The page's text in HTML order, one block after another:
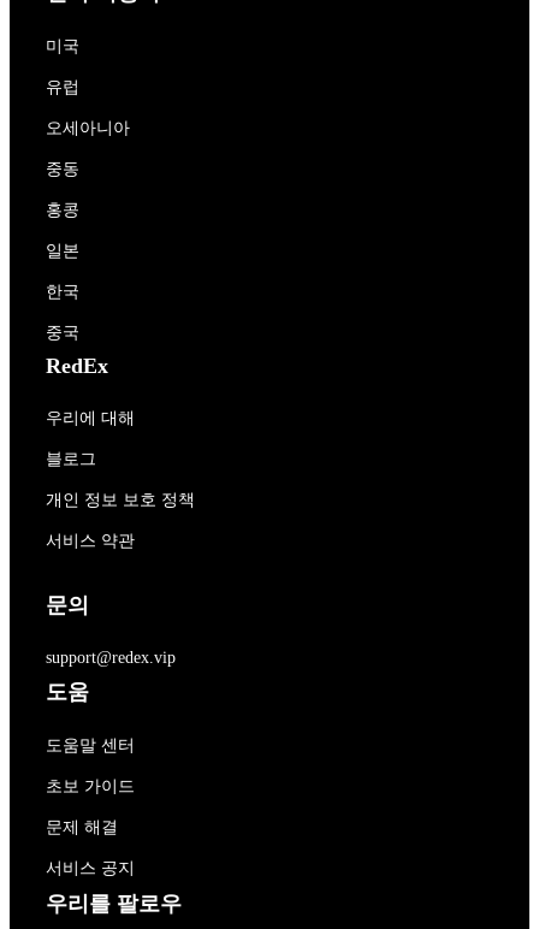
미국
유럽
오세아니아
중동
홍콩
일본
한국
중국
RedEx
우리에 대해
블로그
개인 정보 보호 정책
서비스 약관
문의
support@redex.vip
도움
도움말 센터
초보 가이드
문제 해결
서비스 공지
우리를 팔로우